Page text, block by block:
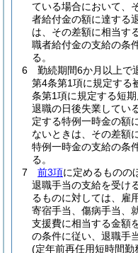
ている場合において、
者給付金の額に達する
は、その差額に相当す
職者給付金の支給の条
る。
6
勤続期間6か月以上で
第4条第1項に規定する
条第1項に規定する短
退職の日後失業してい
定する特例一時金の額
ないときは、その差額
特例一時金の支給の条
る。
7
前3項に定めるものの
退職手当の支給を受け
るものに対しては、雇
寄宿手当、傷病手当、
支援費に相当する金額
の条件に従い、退職手
(定年前再任用短時間